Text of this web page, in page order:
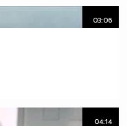
03:06
04:14